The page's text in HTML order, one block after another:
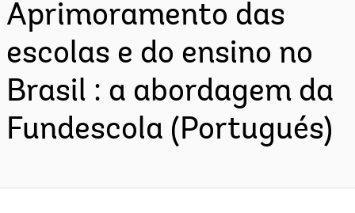
Aprimoramento das
escolas e do ensino no
Brasil : a abordagem da
Fundescola (Portugués)